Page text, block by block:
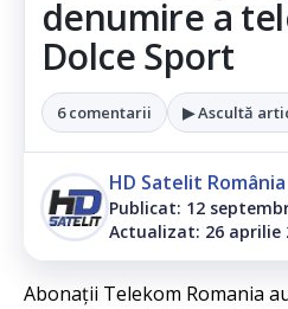
denumire a
Dolce Sport
6 comentarii ▶ Ascultă
HD Satelit România
Publicat: 12
Actualizat: 26 aprilie
Abonații Telekom Romania